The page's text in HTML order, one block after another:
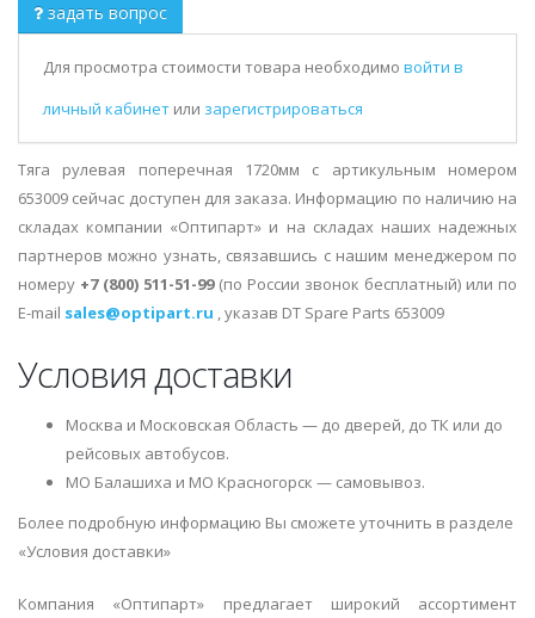
задать вопрос
Для просмотра стоимости товара необходимо войти в
личный кабинет или зарегистрироваться
Тяга рулевая поперечная 1720мм с артикульным номером
653009 сейчас доступен для заказа. Информацию по наличию на
складах компании «Оптипарт» и на складах наших надежных
партнеров можно узнать, связавшись с нашим менеджером по
номеру +7 (800) 511-51-99(по России звонок бесплатный) или по
E-mail sales@optipart.ru , указав DT Spare Parts 653009
Условия доставки
Москва и Московская Область — до дверей, до ТК или до
рейсовых автобусов.
МО Балашиха и МО Красногорск — самовывоз.
Более подробную информацию Вы сможете уточнить в разделе
«Условия доставки»
Компания «Оптипарт» предлагает широкий ассортимент